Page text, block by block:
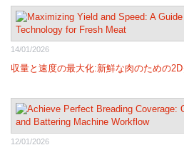
14/01/2026
収量と速度の最大化:新鮮な肉のための
12/01/2026